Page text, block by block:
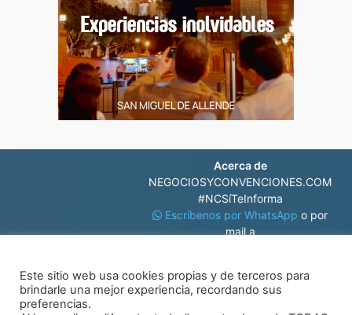
Acerca de
NEGOCIOSYCONVENCIONES.COM
#NCSíTeInforma
Escríbenos por WhatsAppo por
mail a
Este sitio web usa cookies propias y de terceros para
brindarle una mejor experiencia, recordando sus
preferencias.